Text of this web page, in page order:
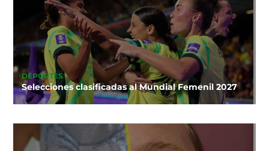
DEPORTES
Selecciones clasificadas al Mundial Femenil 2027